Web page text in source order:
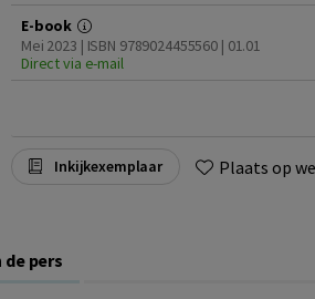
E-book
Mei 2023 | ISBN 9789024455560 | 01.01
Direct via e-mail
Inkijkexemplaar Plaats op
de pers